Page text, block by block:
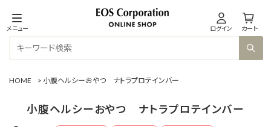
メニュー ログイン カート
HOME > 小腹ヘルシーおやつ ナトラプロテインバー
小腹ヘルシーおやつ ナトラプロテインバー